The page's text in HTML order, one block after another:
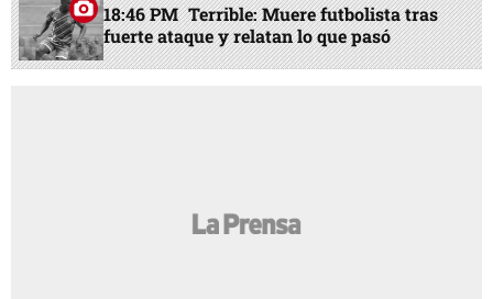
18:46 PM Terrible: Muere futbolista tras
fuerte ataque y relatan lo que pasó